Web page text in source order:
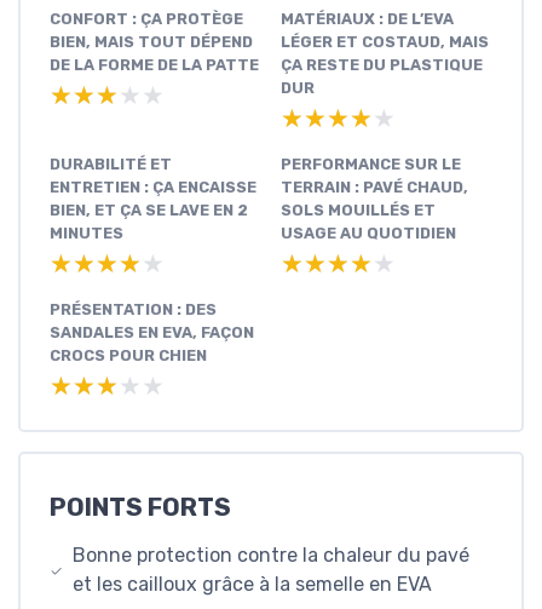
CONFORT : ÇA PROTÈGE
BIEN, MAIS TOUT DÉPEND
DE LA FORME DE LA PATTE
★★★★★
★★★★★
MATÉRIAUX : DE L’EVA
LÉGER ET COSTAUD, MAIS
ÇA RESTE DU PLASTIQUE
DUR
★★★★★
★★★★★
DURABILITÉ ET
ENTRETIEN : ÇA ENCAISSE
BIEN, ET ÇA SE LAVE EN 2
MINUTES
★★★★★
★★★★★
PERFORMANCE SUR LE
TERRAIN : PAVÉ CHAUD,
SOLS MOUILLÉS ET
USAGE AU QUOTIDIEN
★★★★★
★★★★★
PRÉSENTATION : DES
SANDALES EN EVA, FAÇON
CROCS POUR CHIEN
★★★★★
★★★★★
POINTS FORTS
Bonne protection contre la chaleur du pavé
et les cailloux grâce à la semelle en EVA